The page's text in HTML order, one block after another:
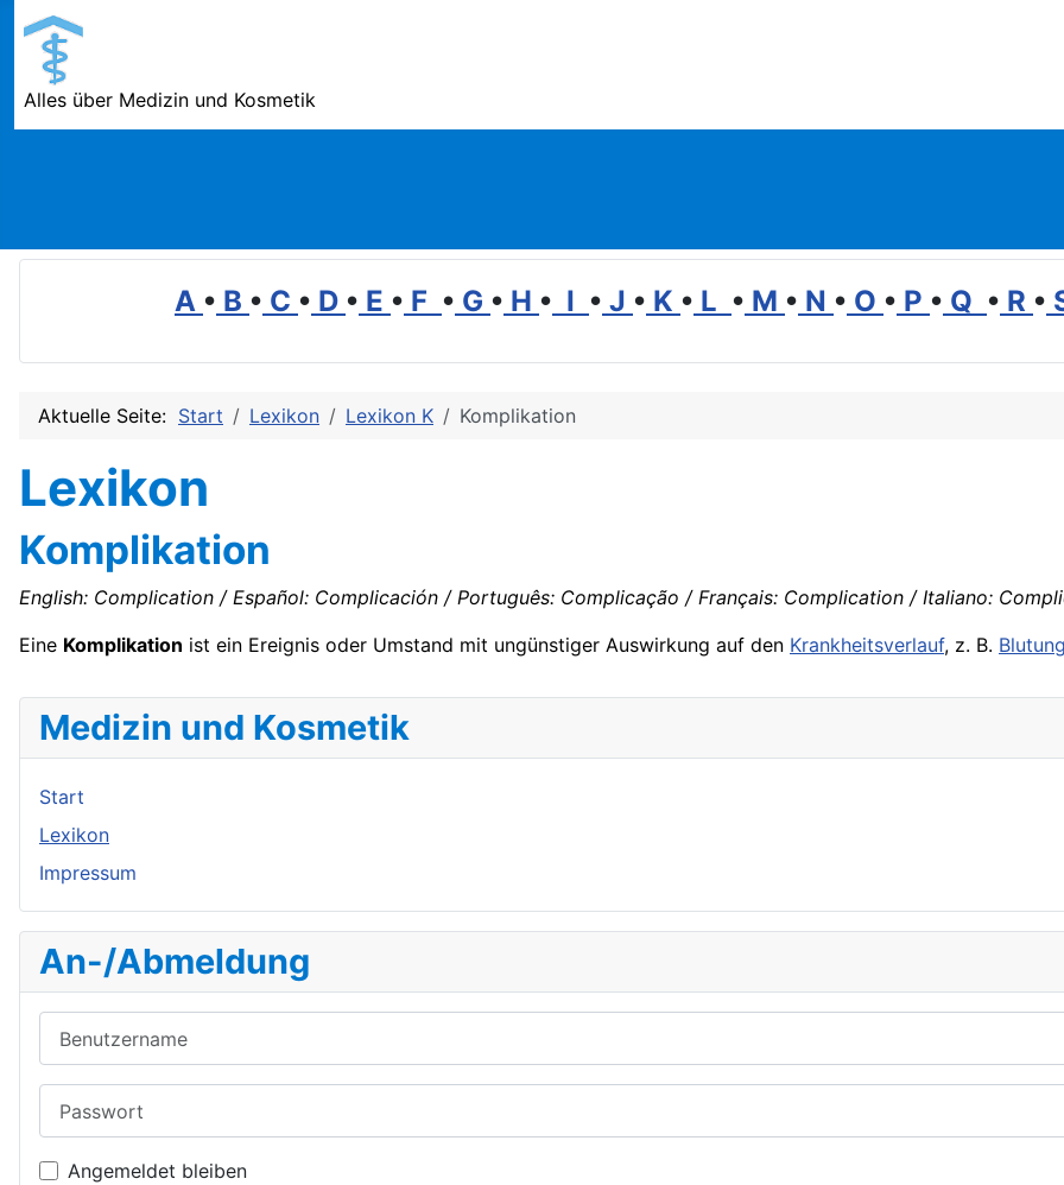
Alles über Medizin und Kosmetik
A • B • C • D • E • F • G • H • I • J • K • L • M • N • O • P • Q • R •
Aktuelle Seite: Start Lexikon Lexikon K Komplikation
Lexikon
Komplikation
English: Complication / Español: Complicación / Português: Complicação / Français: Complication / Italiano:
Eine Komplikation ist ein Ereignis oder Umstand mit ungünstiger Auswirkung auf den Krankheitsverlauf, z. B. Blutung
Medizin und Kosmetik
Start
Lexikon
Impressum
An-/Abmeldung
Angemeldet bleiben